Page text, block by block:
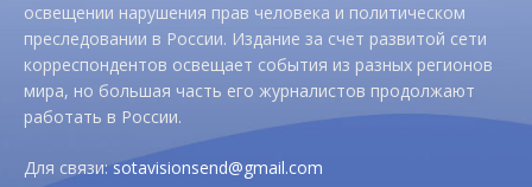
освещении нарушения прав человека и политическом
преследовании в России. Издание за счет развитой сети
корреспондентов освещает события из разных регионов
мира, но большая часть его журналистов продолжают
работать в России.
Для связи:sotavisionsend@gmail.com